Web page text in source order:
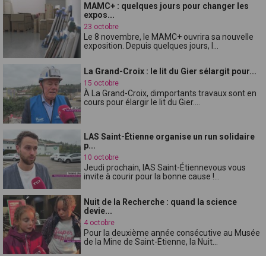
MAMC+ : quelques jours pour changer les
expos...
23 octobre
Le 8 novembre, le MAMC+ ouvrira sa nouvelle
exposition. Depuis quelques jours, l...
La Grand-Croix : le lit du Gier sélargit pour...
15 octobre
À La Grand-Croix, dimportants travaux sont en
cours pour élargir le lit du Gier....
LAS Saint-Étienne organise un run solidaire
p...
10 octobre
Jeudi prochain, lAS Saint-Étiennevous vous
invite à courir pour la bonne cause !...
Nuit de la Recherche : quand la science
devie...
4 octobre
Pour la deuxième année consécutive au Musée
de la Mine de Saint-Étienne, la Nuit...